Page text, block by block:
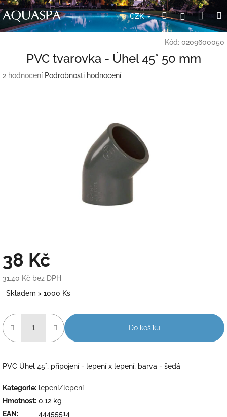
Přejít
na
obsah
CZK HledatPřihlášení
Kód: 0209600050
PVC tvarovka - Úhel 45° 50 mm
Průměrné
2 hodnocení Podrobnosti hodnocení
38 Kč
31,40 Kč bez DPH
cena:
Skladem > 1000 Ks
Do košíku
PVC Úhel 45°; připojení - lepení x lepení; barva - šedá
Kategorie: lepení/lepení
Hmotnost: 0.12 kg
EAN : 44455514